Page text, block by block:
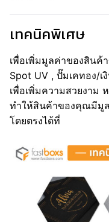
เทคนิคพิเศษ
เพื่อเพิ่มมูลค่าของสินค้
Spot UV , ปั๊มเคทอง/เ
เพื่อเพิ่มความสวยงาม
ทำให้สินค้าของคุณมีมู
โดยตรงได้ที่